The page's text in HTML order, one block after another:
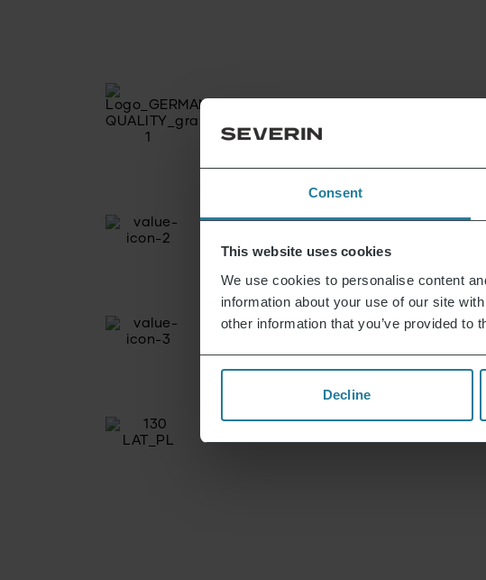
Consent
This website uses cookies
We use cookies to personalise content
information about your use of our site
other information that you’ve provided to
Decline